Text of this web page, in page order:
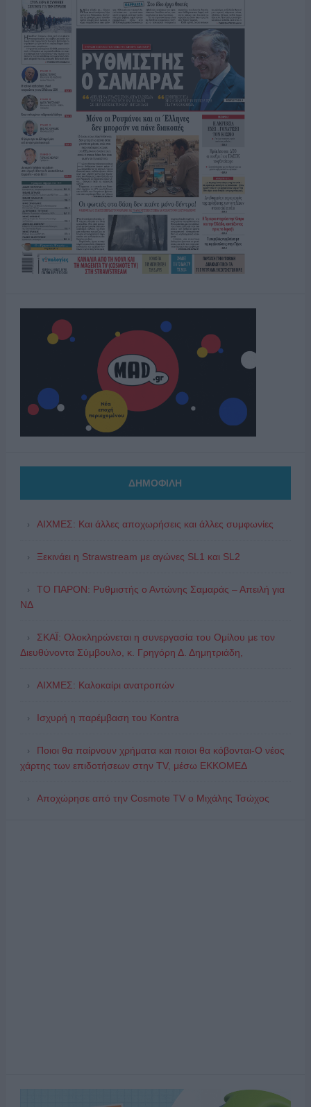
ΔΗΜΟΦΙΛΗ
ΑΙΧΜΕΣ: Και άλλες αποχωρήσεις και άλλες συμφωνίες
Ξεκινάει η Strawstream με αγώνες SL1 και SL2
ΤΟ ΠΑΡΟΝ: Ρυθμιστής ο Αντώνης Σαμαράς – Απειλή για
ΝΔ
ΣΚΑΪ: Ολοκληρώνεται η συνεργασία του Ομίλου με τον
Διευθύνοντα Σύμβουλο, κ. Γρηγόρη Δ. Δημητριάδη,
ΑΙΧΜΕΣ: Καλοκαίρι ανατροπών
Ισχυρή η παρέμβαση του Kontra
Ποιοι θα παίρνουν χρήματα και ποιοι θα κόβονται-Ο νέος
χάρτης των επιδοτήσεων στην TV, μέσω ΕΚΚΟΜΕΔ
Αποχώρησε από την Cosmote TV o Μιχάλης Τσώχος